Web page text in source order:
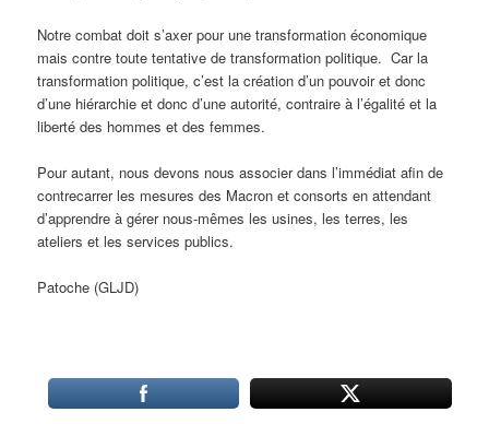
Notre combat doit s’axer pour une transformation économique
mais contre toute tentative de transformation politique. Car la
transformation politique, c’est la création d’un pouvoir et donc
d’une hiérarchie et donc d’une autorité, contraire à l’égalité et la
liberté des hommes et des femmes.
Pour autant, nous devons nous associer dans l’immédiat afin de
contrecarrer les mesures des Macron et consorts en attendant
d’apprendre à gérer nous-mêmes les usines, les terres, les
ateliers et les services publics.
Patoche (GLJD)